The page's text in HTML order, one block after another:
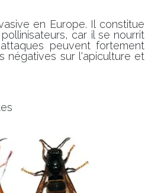
en Europe. Il constitue
car il se nourrit
peuvent fortement
négatives sur l'apiculture et